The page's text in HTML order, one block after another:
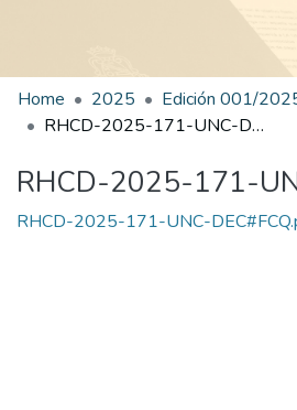
Home 2025
RHCD-2025-171-UNC-DEC#FCQ
RHCD-2025-171-
RHCD-2025-171-UNC-